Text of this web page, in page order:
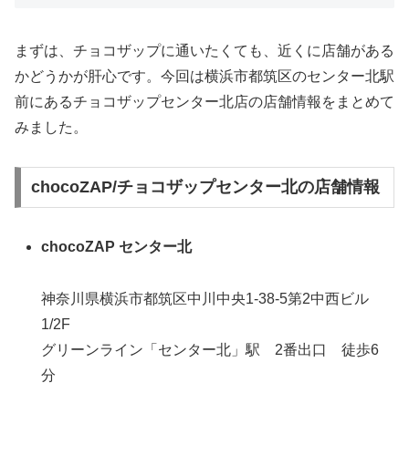
まずは、チョコザップに通いたくても、近くに店舗がある
かどうかが肝心です。今回は横浜市都筑区のセンター北駅
前にあるチョコザップセンター北店の店舗情報をまとめて
みました。
chocoZAP/チョコザップセンター北の店舗情報
chocoZAP センター北
神奈川県横浜市都筑区中川中央1-38-5第2中西ビル
1/2F
グリーンライン「センター北」駅 2番出口 徒歩6
分